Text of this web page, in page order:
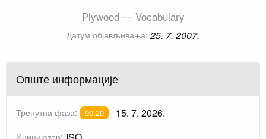
Plywood — Vocabulary
Датум објављивања: 25. 7. 2007.
Опште информације
Тренутна фаза: 90.20 15. 7. 2026.